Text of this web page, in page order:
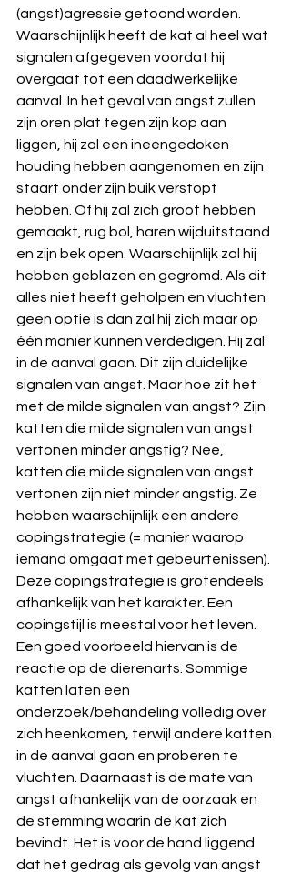
(angst)agressie getoond worden.
Waarschijnlijk heeft de kat al heel wat
signalen afgegeven voordat hij
overgaat tot een daadwerkelijke
aanval. In het geval van angst zullen
zijn oren plat tegen zijn kop aan
liggen, hij zal een ineengedoken
houding hebben aangenomen en zijn
staart onder zijn buik verstopt
hebben. Of hij zal zich groot hebben
gemaakt, rug bol, haren wijduitstaand
en zijn bek open. Waarschijnlijk zal hij
hebben geblazen en gegromd. Als dit
alles niet heeft geholpen en vluchten
geen optie is dan zal hij zich maar op
één manier kunnen verdedigen. Hij zal
in de aanval gaan. Dit zijn duidelijke
signalen van angst. Maar hoe zit het
met de milde signalen van angst? Zijn
katten die milde signalen van angst
vertonen minder angstig? Nee,
katten die milde signalen van angst
vertonen zijn niet minder angstig. Ze
hebben waarschijnlijk een andere
copingstrategie (= manier waarop
iemand omgaat met gebeurtenissen).
Deze copingstrategie is grotendeels
afhankelijk van het karakter. Een
copingstijl is meestal voor het leven.
Een goed voorbeeld hiervan is de
reactie op de dierenarts. Sommige
katten laten een
onderzoek/behandeling volledig over
zich heenkomen, terwijl andere katten
in de aanval gaan en proberen te
vluchten. Daarnaast is de mate van
angst afhankelijk van de oorzaak en
de stemming waarin de kat zich
bevindt. Het is voor de hand liggend
dat het gedrag als gevolg van angst